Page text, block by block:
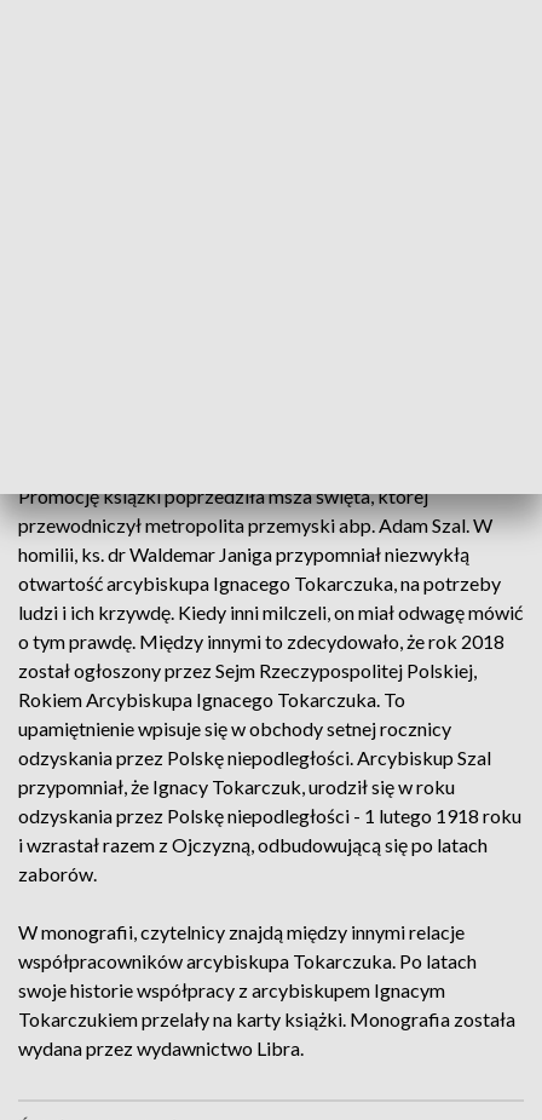
Promocję książki poprzedziła msza święta, której
przewodniczył metropolita przemyski abp. Adam Szal. W
homilii, ks. dr Waldemar Janiga przypomniał niezwykłą
otwartość arcybiskupa Ignacego Tokarczuka, na potrzeby
ludzi i ich krzywdę. Kiedy inni milczeli, on miał odwagę mówić
o tym prawdę. Między innymi to zdecydowało, że rok 2018
został ogłoszony przez Sejm Rzeczypospolitej Polskiej,
Rokiem Arcybiskupa Ignacego Tokarczuka. To
upamiętnienie wpisuje się w obchody setnej rocznicy
odzyskania przez Polskę niepodległości. Arcybiskup Szal
przypomniał, że Ignacy Tokarczuk, urodził się w roku
odzyskania przez Polskę niepodległości - 1 lutego 1918 roku
i wzrastał razem z Ojczyzną, odbudowującą się po latach
zaborów.
W monografii, czytelnicy znajdą między innymi relacje
współpracowników arcybiskupa Tokarczuka. Po latach
swoje historie współpracy z arcybiskupem Ignacym
Tokarczukiem przelały na karty książki. Monografia została
wydana przez wydawnictwo Libra.